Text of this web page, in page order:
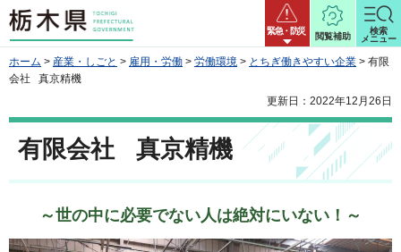
栃木県 緊急・防災
閲覧補助
検索
メニュー
ホーム > 産業・しごと > 雇用・労働 > 労働環境 > とちぎ働きやすい企業 > 有限
会社 真京精機
更新日：2022年12月26日
有限会社 真京精機
～世の中に必要でない人は絶対にいない！～